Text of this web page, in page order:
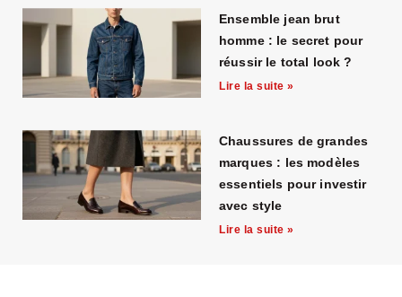
Ensemble jean brut
homme : le secret pour
réussir le total look ?
Lire la suite »
Chaussures de grandes
marques : les modèles
essentiels pour investir
avec style
Lire la suite »